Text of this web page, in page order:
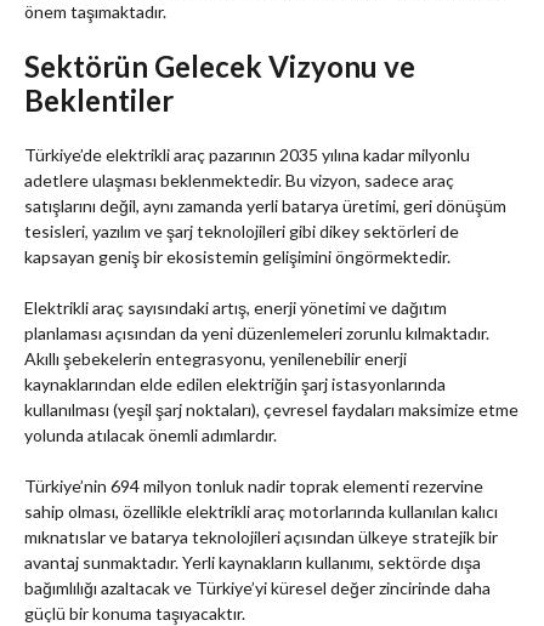
önem taşımaktadır.
Sektörün Gelecek Vizyonu ve
Beklentiler
Türkiye’de elektrikli araç pazarının 2035 yılına kadar milyonlu
adetlere ulaşması beklenmektedir. Bu vizyon, sadece araç
satışlarını değil, aynı zamanda yerli batarya üretimi, geri dönüşüm
tesisleri, yazılım ve şarj teknolojileri gibi dikey sektörleri de
kapsayan geniş bir ekosistemin gelişimini öngörmektedir.
Elektrikli araç sayısındaki artış, enerji yönetimi ve dağıtım
planlaması açısından da yeni düzenlemeleri zorunlu kılmaktadır.
Akıllı şebekelerin entegrasyonu, yenilenebilir enerji
kaynaklarından elde edilen elektriğin şarj istasyonlarında
kullanılması (yeşil şarj noktaları), çevresel faydaları maksimize etme
yolunda atılacak önemli adımlardır.
Türkiye’nin 694 milyon tonluk nadir toprak elementi rezervine
sahip olması, özellikle elektrikli araç motorlarında kullanılan kalıcı
mıknatıslar ve batarya teknolojileri açısından ülkeye stratejik bir
avantaj sunmaktadır. Yerli kaynakların kullanımı, sektörde dışa
bağımlılığı azaltacak ve Türkiye’yi küresel değer zincirinde daha
güçlü bir konuma taşıyacaktır.